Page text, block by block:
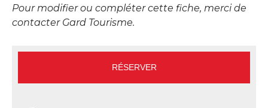
Pour modifier ou compléter cette fiche, merci de
contacter Gard Tourisme.
RÉSERVER